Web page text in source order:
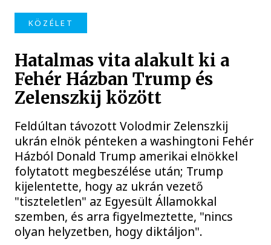
KÖZÉLET
Hatalmas vita alakult ki a
Fehér Házban Trump és
Zelenszkij között
Feldúltan távozott Volodmir Zelenszkij
ukrán elnök pénteken a washingtoni Fehér
Házból Donald Trump amerikai elnökkel
folytatott megbeszélése után; Trump
kijelentette, hogy az ukrán vezető
"tiszteletlen" az Egyesült Államokkal
szemben, és arra figyelmeztette, "nincs
olyan helyzetben, hogy diktáljon".